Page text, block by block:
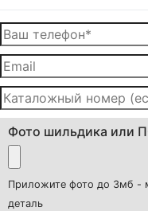
Фото шильдика или
Приложите фото до 3мб -
деталь